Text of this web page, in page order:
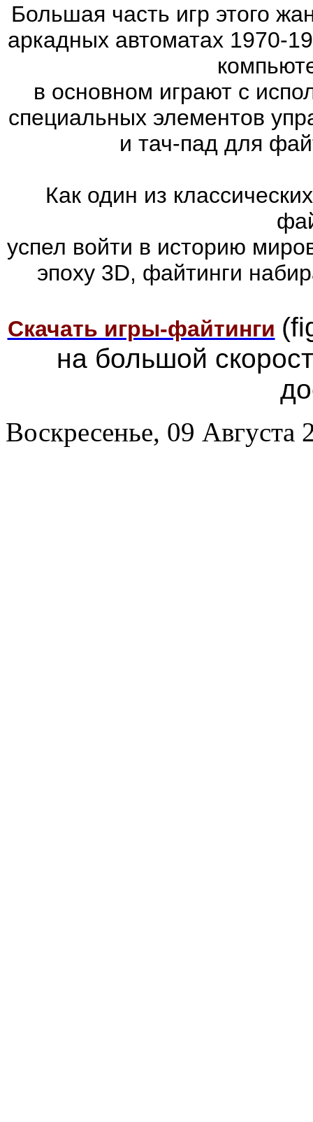
Большая часть игр этого
аркадных автоматах 1970-
в основном играют с
специальных элементов
и тач-пад для
Как один из
успел войти в историю
эпоху 3D, файтинги
Скачать игры-файтинги
на большой
Воскресенье, 09 Августа